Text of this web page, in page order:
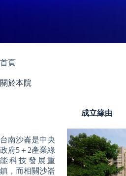
首頁
關於本院
成立緣由
台南沙崙是中央
政府5＋2產業綠
能科技發展重
鎮，而相關沙崙